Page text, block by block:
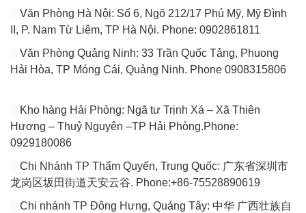
Văn Phòng Hà Nội: Số 6, Ngõ 212/17 Phú Mỹ, Mỹ Đình
II, P. Nam Từ Liêm, TP Hà Nội. Phone: 0902861811
Văn Phòng Quảng Ninh: 33 Trần Quốc Tảng, Phuong
Hải Hòa, TP Móng Cái, Quảng Ninh. Phone 0908315806
Kho hàng Hải Phòng: Ngã tư Trịnh Xá – Xã Thiên
Hương – Thuỷ Nguyên –TP Hải Phòng.Phone:
0929180086
Chi Nhánh TP Thẩm Quyến, Trung Quốc: 广东省深圳市
龙岗区坂田街道天安云谷. Phone:+86-75528890619
Chi nhánh TP Đông Hưng, Quảng Tây: 中华 广西壮族自